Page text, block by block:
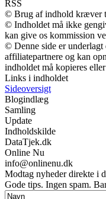
RSS
© Brug af indhold kræver
© Indholdet må ikke
kan give os kommission
© Denne side er underlagt
affiliatepartnere og kan
indholdet må kopieres
Links i indholdet
Sideoversigt
Blogindlæg
Samling
Update
Indholdskilde
DataTjek.dk
Online Nu
info@onlinenu.dk
Modtag nyheder direkte i
Gode tips. Ingen spam.